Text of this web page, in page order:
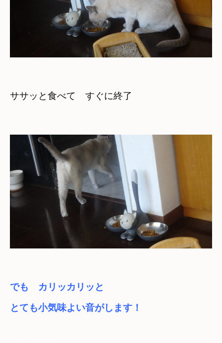
ササッと食べて　すぐに終了
でも　カリッカリッと
とても小気味よい音がします！